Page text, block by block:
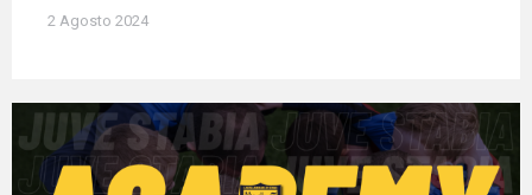
2 Agosto 2024